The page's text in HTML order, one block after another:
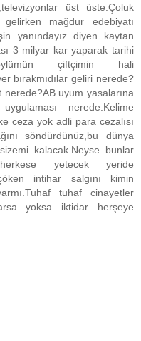
üst üste.Çoluk
mağdur edebiyatı
yanındayız diyen kaytan
3 milyar kar yaparak tarihi
çiftçimin hali
bırakmıdılar geliri nerede?
uyum yasalarına
nerede.Kelime
ceza yok adli para cezalısı
söndürdünüz,bu dünya
kalacak.Neyse bunlar
yetecek yeride
intihar salgını kimin
tuhaf cinayetler
yoksa iktidar herşeye